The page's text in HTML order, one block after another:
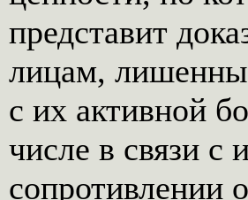
представит
лицам,
с их активной
числе в связи с
сопротивлении